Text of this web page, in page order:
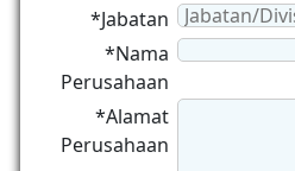
*Jabatan
*Nama
Perusahaan
*Alamat
Perusahaan